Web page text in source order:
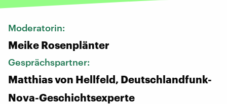
Moderatorin:
Meike Rosenplänter
Gesprächspartner:
Matthias von Hellfeld, Deutschlandfunk-
Nova-Geschichtsexperte